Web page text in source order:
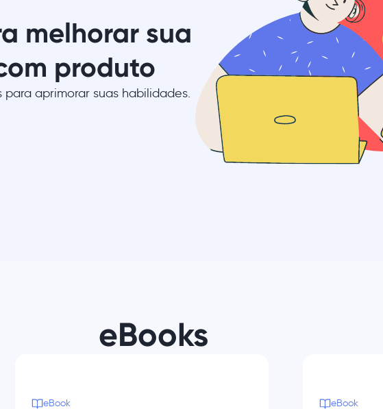
melhorar sua
produto
aprimorar suas habilidades.
eBooks
eBook eBook